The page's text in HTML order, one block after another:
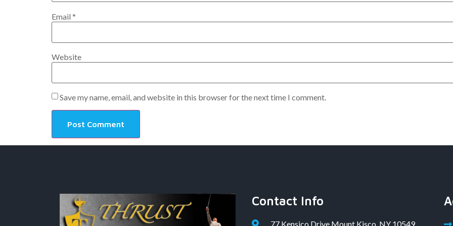
Email *
Website
Save my name, email, and website in this browser for the next time I comment.
Contact Info
77 Kensico Drive Mount Kisco, NY 10549